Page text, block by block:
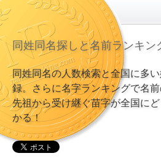
同姓同名探しと名前ランキン
同姓同名の人数検索と全国に多
録。さらに名字ランキングで名前
先祖から受け継ぐ苗字が全国に
かる！